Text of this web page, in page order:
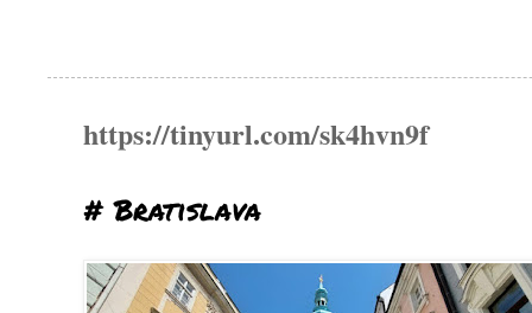
https://tinyurl.com/sk4hvn9f
# Bratislava